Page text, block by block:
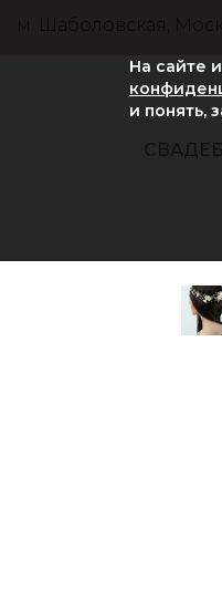
м. Шаболовская,
На сайте
и понять,